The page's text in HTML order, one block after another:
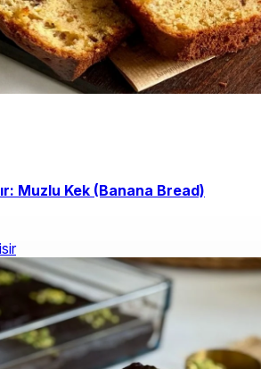
Muzlu Kek (Banana Bread)